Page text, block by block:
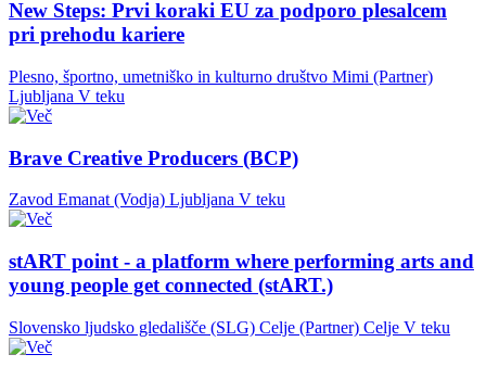
New Steps: Prvi koraki EU za podporo plesalcem
pri prehodu kariere
Plesno, športno, umetniško in kulturno društvo Mimi (Partner)
Ljubljana V teku
Brave Creative Producers (BCP)
Zavod Emanat (Vodja) Ljubljana V teku
stART point - a platform where performing arts and
young people get connected (stART.)
Slovensko ljudsko gledališče (SLG) Celje (Partner) Celje V teku